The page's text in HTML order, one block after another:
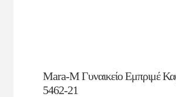
Mara-M Γυναικείο Εμπριμέ
5462-21